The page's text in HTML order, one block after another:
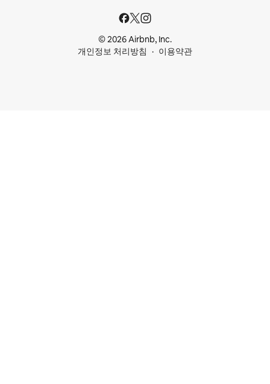
© 2026 Airbnb, Inc.
개인정보 처리방침
이용약관